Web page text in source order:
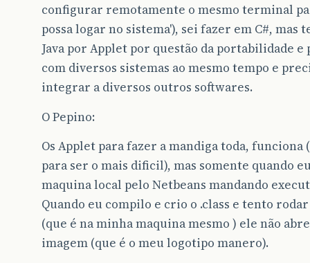
configurar remotamente o mesmo terminal
possa logar no sistema'), sei fazer em C#, mas
Java por Applet por questão da portabilidade
com diversos sistemas ao mesmo tempo e
integrar a diversos outros softwares.
O Pepino:
Os Applet para fazer a mandiga toda, funciona
para ser o mais dificil), mas somente quando
maquina local pelo Netbeans mandando
Quando eu compilo e crio o .class e tento
(que é na minha maquina mesmo ) ele não
imagem (que é o meu logotipo manero).